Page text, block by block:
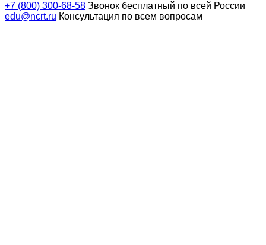
+7 (800) 300-68-58 Звонок бесплатный по всей России
edu@ncrt.ru Консультация по всем вопросам